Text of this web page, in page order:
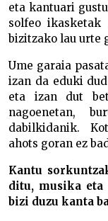
eta kantuari
solfeo ikasketak
bizitzako lau urte
Ume garaia
izan da eduki
eta izan dut
nagoenetan,
dabilkidanik.
ahots goran ez
Kantu
ditu, musika eta
bizi duzu kanta